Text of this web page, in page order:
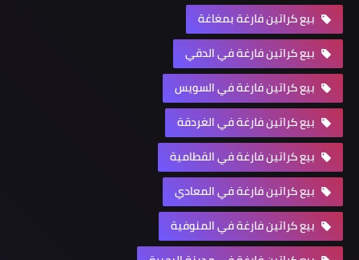
بيع كراتين فارغة بمغاغة
بيع كراتين فارغة في الدقي
بيع كراتين فارغة في السويس
بيع كراتين فارغة في الغردقة
بيع كراتين فارغة في القطامية
بيع كراتين فارغة في المعادي
بيع كراتين فارغة في المنوفية